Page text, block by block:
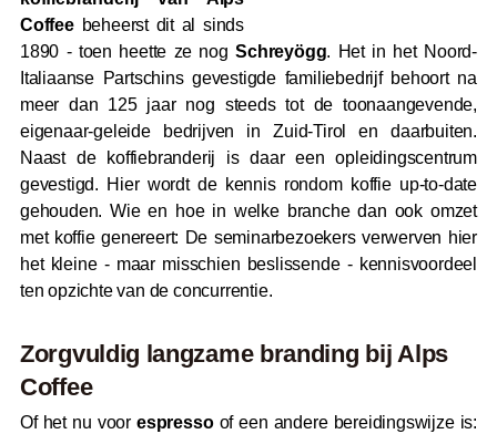
Coffeebeheerst dit al sinds
1890 - toen heette ze nogSchreyögg. Het in het Noord-
Italiaanse Partschins gevestigde familiebedrijf behoort na
meer dan 125 jaar nog steeds tot de toonaangevende,
eigenaar-geleide bedrijven in Zuid-Tirol en daarbuiten.
Naast de koffiebranderij is daar een opleidingscentrum
gevestigd. Hier wordt de kennis rondom koffie up-to-date
gehouden. Wie en hoe in welke branche dan ook omzet
met koffie genereert: De seminarbezoekers verwerven hier
het kleine - maar misschien beslissende - kennisvoordeel
ten opzichte van de concurrentie.
Zorgvuldig langzame branding bij Alps
Coffee
Of het nu voorespressoof een andere bereidingswijze is: